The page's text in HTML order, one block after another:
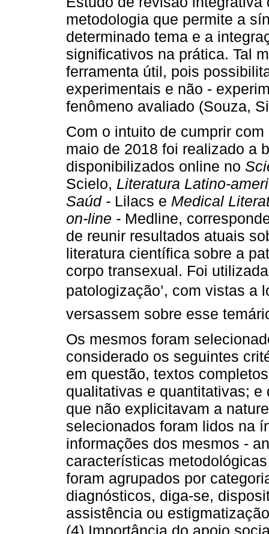
metodologia que permite a
determinado tema e a
significativos na prática. Tal
ferramenta útil, pois
experimentais e não -
fenômeno avaliado (Souza,
Com o intuito de cumprir
maio de 2018 foi realizado a
disponibilizados online no
Scielo, Literatura Latino-
Saúd - Lilacs e Medical
on-line - Medline,
de reunir resultados atuais
literatura científica sobre a
corpo transexual. Foi
patologização’, com vistas
versassem sobre esse
Os mesmos foram
considerado os seguintes
em questão, textos
qualitativas e quantitativas;
que não explicitavam a
selecionados foram lidos na
informações dos mesmos -
características
foram agrupados por
diagnósticos, diga-se,
assistência ou
(4) Importância do apoio